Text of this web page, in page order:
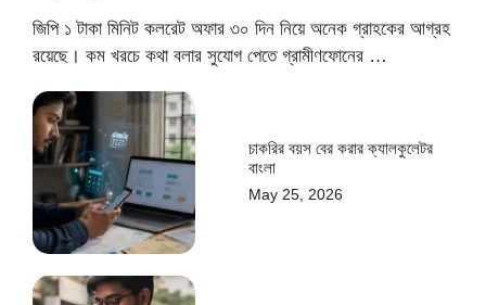
জিপি ১ টাকা মিনিট কলরেট অফার ৩০ দিন নিয়ে অনেক গ্রাহকের আগ্রহ
রয়েছে। কম খরচে কথা বলার সুযোগ পেতে গ্রামীণফোনের …
চাকরির বয়স বের করার ক্যালকুলেটর
বাংলা
May 25, 2026